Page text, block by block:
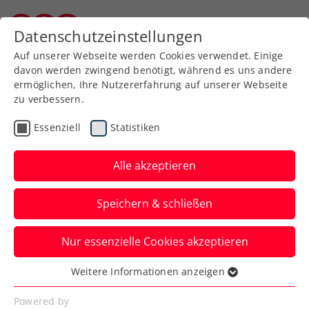
Zurück zur Newsübersicht
Turniere
Stella Horacek räumte
Österreichische Jugendmeisterschaften
U12 bis U16 im Sportpark Warmbad
Villach
Verfasst von: Gerald Hebein, 21.08.2023
Datenschutzeinstellungen
Auf unserer Webseite werden Cookies verwendet. Einige
davon werden zwingend benötigt, während es uns andere
ermöglichen, Ihre Nutzererfahrung auf unserer Webseite
zu verbessern.
Essenziell Statistiken
Alle akzeptieren
Speichern & schließen
Nur essenzielle Cookies akzeptieren
Essenziell
Essenzielle Cookies werden für grundlegende
Weitere Informationen anzeigen
Powered by